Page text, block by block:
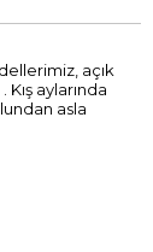
açık
aylarında
asla